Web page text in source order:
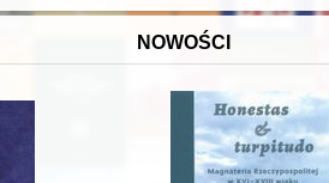
NOWOŚCI